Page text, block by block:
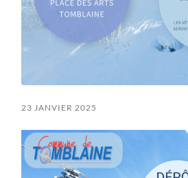
23 JANVIER 2025